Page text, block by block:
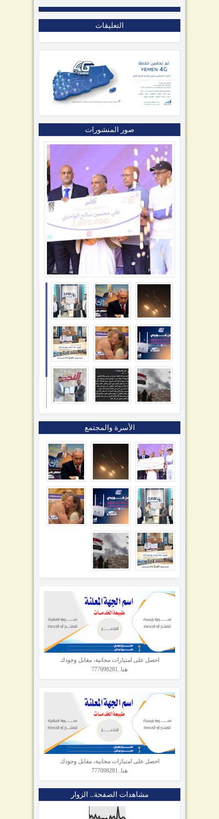
التعليقات
صور المنشورات
الأسرة والمجتمع
احصل على امتيازات مجانية، مقابل وجودك
هنا..777098281
احصل على امتيازات مجانية، مقابل وجودك
هنا..777098281
مشاهدات الصفحة.. الزوار